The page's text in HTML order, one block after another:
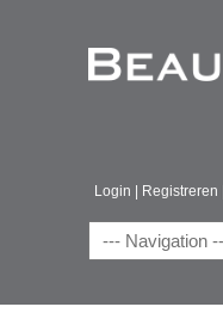
Login Registreren